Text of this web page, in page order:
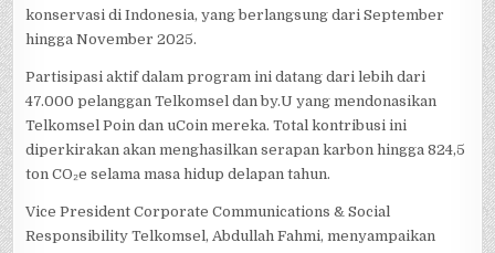
konservasi di Indonesia, yang berlangsung dari September
hingga November 2025.
Partisipasi aktif dalam program ini datang dari lebih dari
47.000 pelanggan Telkomsel dan by.U yang mendonasikan
Telkomsel Poin dan uCoin mereka. Total kontribusi ini
diperkirakan akan menghasilkan serapan karbon hingga 824,5
ton CO₂e selama masa hidup delapan tahun.
Vice President Corporate Communications & Social
Responsibility Telkomsel, Abdullah Fahmi, menyampaikan